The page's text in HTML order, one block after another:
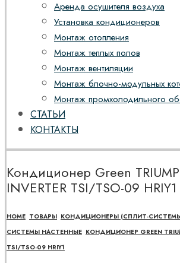
Аренда осушителя воздуха
Установка кондиционеров
Монтаж отопления
Монтаж теплых полов
Монтаж вентиляции
Монтаж блочно-модульных
Монтаж промхолодильного
СТАТЬИ
КОНТАКТЫ
Кондиционер Green
INVERTER TSI/TSO-09 HRIY1
HOME ТОВАРЫ КОНДИЦИОНЕРЫ (СПЛИТ-
СИСТЕМЫ НАСТЕННЫЕ КОНДИЦИОНЕР GREEN
TSI/TSO-09 HRIY1